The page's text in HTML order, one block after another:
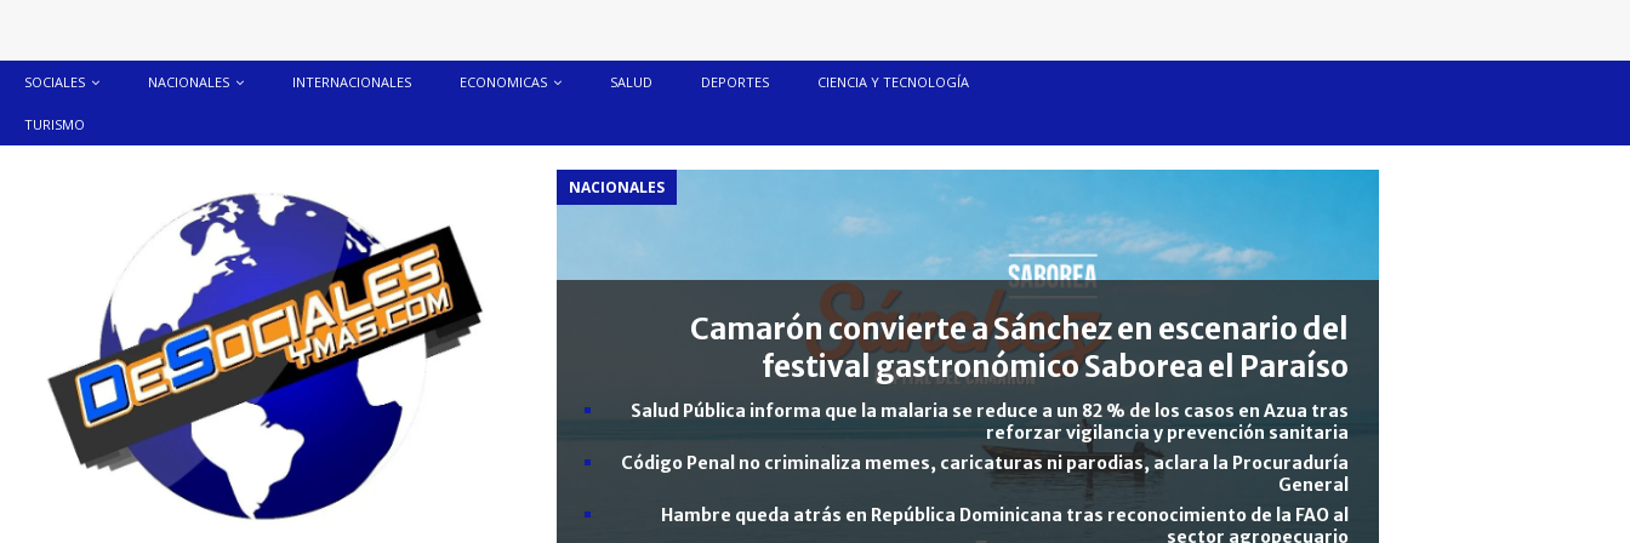
SOCIALES NACIONALES INTERNACIONALES ECONOMICAS SALUD DEPORTES CIENCIA Y TECNOLOGÍA
TURISMO
NACIONALES
Camarón convierte a Sánchez en escenario del
festival gastronómico Saborea el Paraíso
Salud Pública informa que la malaria se reduce a un 82 % de los casos en Azua tras
reforzar vigilancia y prevención sanitaria
Código Penal no criminaliza memes, caricaturas ni parodias, aclara la Procuraduría
General
Hambre queda atrás en República Dominicana tras reconocimiento de la FAO al
sector agropecuario